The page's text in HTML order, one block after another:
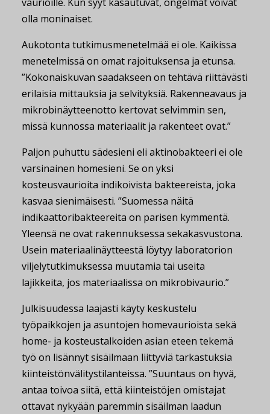
olla moninaiset.
Aukotonta tutkimusmenetelmää ei ole. Kaikissa
menetelmissä on omat rajoituksensa ja etunsa.
”Kokonaiskuvan saadakseen on tehtävä riittävästi
erilaisia mittauksia ja selvityksiä. Rakenneavaus ja
mikrobinäytteenotto kertovat selvimmin sen,
missä kunnossa materiaalit ja rakenteet ovat.”
Paljon puhuttu sädesieni eli aktinobakteeri ei ole
varsinainen homesieni. Se on yksi
kosteusvaurioita indikoivista bakteereista, joka
kasvaa sienimäisesti. ”Suomessa näitä
indikaattoribakteereita on parisen kymmentä.
Yleensä ne ovat rakennuksessa sekakasvustona.
Usein materiaalinäytteestä löytyy laboratorion
viljelytutkimuksessa muutamia tai useita
lajikkeita, jos materiaalissa on mikrobivaurio.”
Julkisuudessa laajasti käyty keskustelu
työpaikkojen ja asuntojen homevaurioista sekä
home- ja kosteustalkoiden asian eteen tekemä
työ on lisännyt sisäilmaan liittyviä tarkastuksia
kiinteistönvälitystilanteissa. ”Suuntaus on hyvä,
antaa toivoa siitä, että kiinteistöjen omistajat
ottavat nykyään paremmin sisäilman laadun